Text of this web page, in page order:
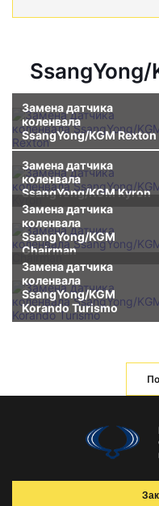
Замена датчика
коленвала
SsangYong/KGM Rexton
Замена датчика
коленвала
SsangYong/KGM Kyron
Замена датчика
коленвала
SsangYong/KGM
Chairman
Замена датчика
коленвала
SsangYong/KGM
Korando Turismo